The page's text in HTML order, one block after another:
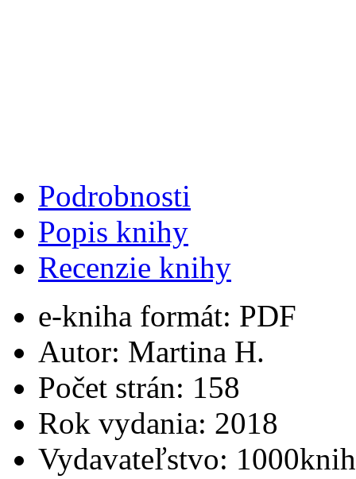
Podrobnosti
Popis knihy
Recenzie knihy
e-kniha formát: PDF
Autor: Martina H.
Počet strán: 158
Rok vydania: 2018
Vydavateľstvo: